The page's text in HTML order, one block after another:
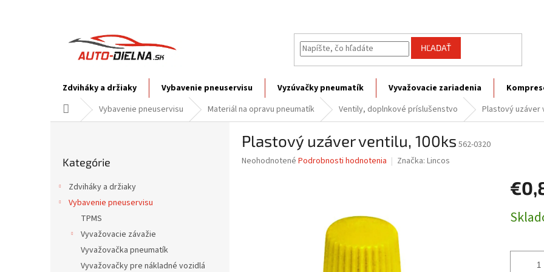
HĽADAŤ
Zdviháky a držiaky Vybavenie pneuservisu Vyzúvačky pneumatík Vyvažovacie zariadenia
DomovVybavenie pneuservisu Materiál na opravu pneumatík Ventily, doplnkové príslušenstvo Plastový uzáver
kategórie
Kategórie
Zdviháky a držiaky
Vybavenie pneuservisu
TPMS
Vyvažovacie závažie
Vyvažovačka pneumatík
Vyvažovačky pre nákladné vozidlá
Plastový uzáver ventilu, 100ks 562-0320
Priemerné
Neohodnotené Podrobnosti hodnotenia Značka: Lincos
cena: